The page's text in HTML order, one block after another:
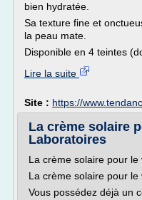
bien hydratée.
Sa texture fine et
la peau mate.
Disponible en 4 teintes
Lire la suite
Site : https://
La crème solaire
Laboratoires
La crème solaire pour le
La crème solaire pour le
Vous possédez déjà un